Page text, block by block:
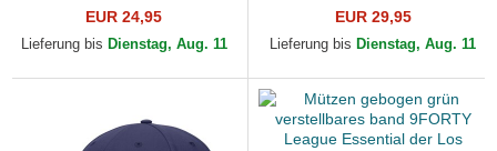
Los Angeles Dodgers MLB
von 47 Brand
EUR 24,95
Lieferung bis Dienstag, Aug. 11
Dodgers MLB von 47 Brand
EUR 29,95
Lieferung bis Dienstag, Aug. 11